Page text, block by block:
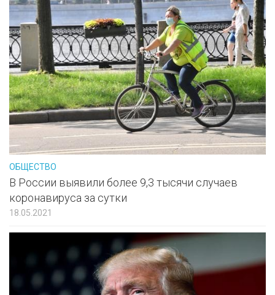
ОБЩЕСТВО
В России выявили более 9,3 тысячи случаев
коронавируса за сутки
18.05.2021